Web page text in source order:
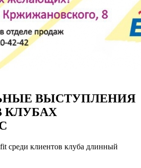
ВЫСТУПЛЕНИЯ
КЛУБАХ
среди клиентов клуба длинный